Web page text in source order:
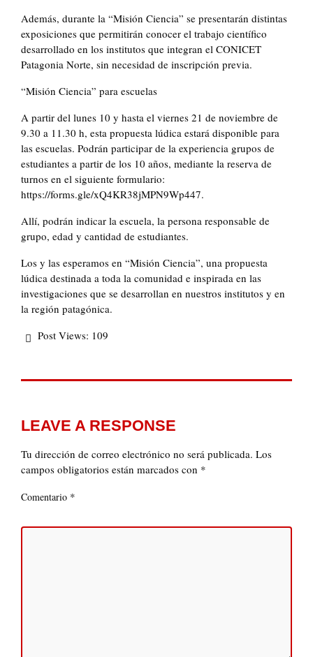
Además, durante la “Misión Ciencia” se presentarán distintas
exposiciones que permitirán conocer el trabajo científico
desarrollado en los institutos que integran el CONICET
Patagonia Norte, sin necesidad de inscripción previa.
“Misión Ciencia” para escuelas
A partir del lunes 10 y hasta el viernes 21 de noviembre de
9.30 a 11.30 h, esta propuesta lúdica estará disponible para
las escuelas. Podrán participar de la experiencia grupos de
estudiantes a partir de los 10 años, mediante la reserva de
turnos en el siguiente formulario:
https://forms.gle/xQ4KR38jMPN9Wp447.
Allí, podrán indicar la escuela, la persona responsable de
grupo, edad y cantidad de estudiantes.
Los y las esperamos en “Misión Ciencia”, una propuesta
lúdica destinada a toda la comunidad e inspirada en las
investigaciones que se desarrollan en nuestros institutos y en
la región patagónica.
Post Views: 109
LEAVE A RESPONSE
Tu dirección de correo electrónico no será publicada. Los
campos obligatorios están marcados con *
Comentario *